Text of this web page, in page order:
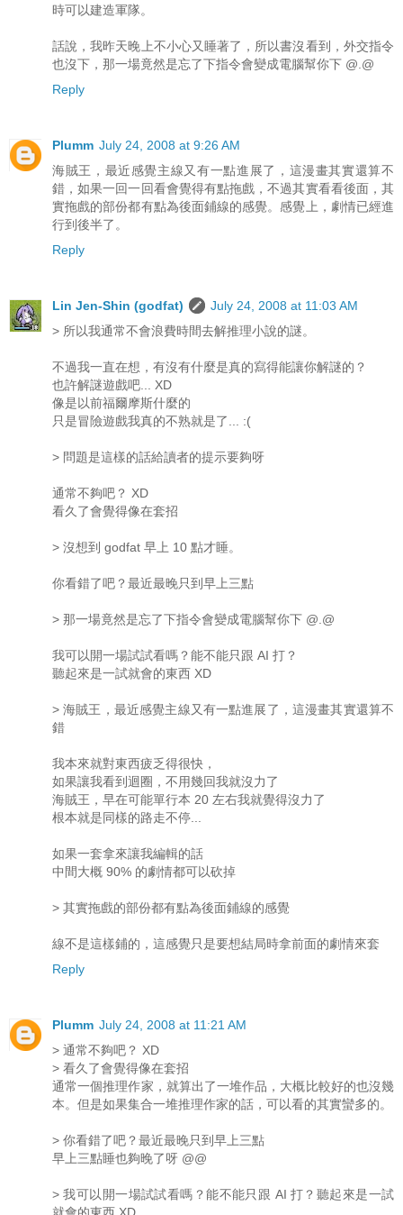
時可以建造軍隊。
話說，我昨天晚上不小心又睡著了，所以書沒看到，外交指令
也沒下，那一場竟然是忘了下指令會變成電腦幫你下 @.@
Reply
Plumm July 24, 2008 at 9:26 AM
海賊王，最近感覺主線又有一點進展了，這漫畫其實還算不
錯，如果一回一回看會覺得有點拖戲，不過其實看看後面，其
實拖戲的部份都有點為後面鋪線的感覺。感覺上，劇情已經進
行到後半了。
Reply
Lin Jen-Shin (godfat)
July 24, 2008 at 11:03 AM
> 所以我通常不會浪費時間去解推理小說的謎。
不過我一直在想，有沒有什麼是真的寫得能讓你解謎的？
也許解謎遊戲吧... XD
像是以前福爾摩斯什麼的
只是冒險遊戲我真的不熟就是了... :(
> 問題是這樣的話給讀者的提示要夠呀
通常不夠吧？ XD
看久了會覺得像在套招
> 沒想到 godfat 早上 10 點才睡。
你看錯了吧？最近最晚只到早上三點
> 那一場竟然是忘了下指令會變成電腦幫你下 @.@
我可以開一場試試看嗎？能不能只跟 AI 打？
聽起來是一試就會的東西 XD
> 海賊王，最近感覺主線又有一點進展了，這漫畫其實還算不
錯
我本來就對東西疲乏得很快，
如果讓我看到迴圈，不用幾回我就沒力了
海賊王，早在可能單行本 20 左右我就覺得沒力了
根本就是同樣的路走不停...
如果一套拿來讓我編輯的話
中間大概 90% 的劇情都可以砍掉
> 其實拖戲的部份都有點為後面鋪線的感覺
線不是這樣鋪的，這感覺只是要想結局時拿前面的劇情來套
Reply
Plumm July 24, 2008 at 11:21 AM
> 通常不夠吧？ XD
> 看久了會覺得像在套招
通常一個推理作家，就算出了一堆作品，大概比較好的也沒幾
本。但是如果集合一堆推理作家的話，可以看的其實蠻多的。
> 你看錯了吧？最近最晚只到早上三點
早上三點睡也夠晚了呀 @@
> 我可以開一場試試看嗎？能不能只跟 AI 打？聽起來是一試
就會的東西 XD